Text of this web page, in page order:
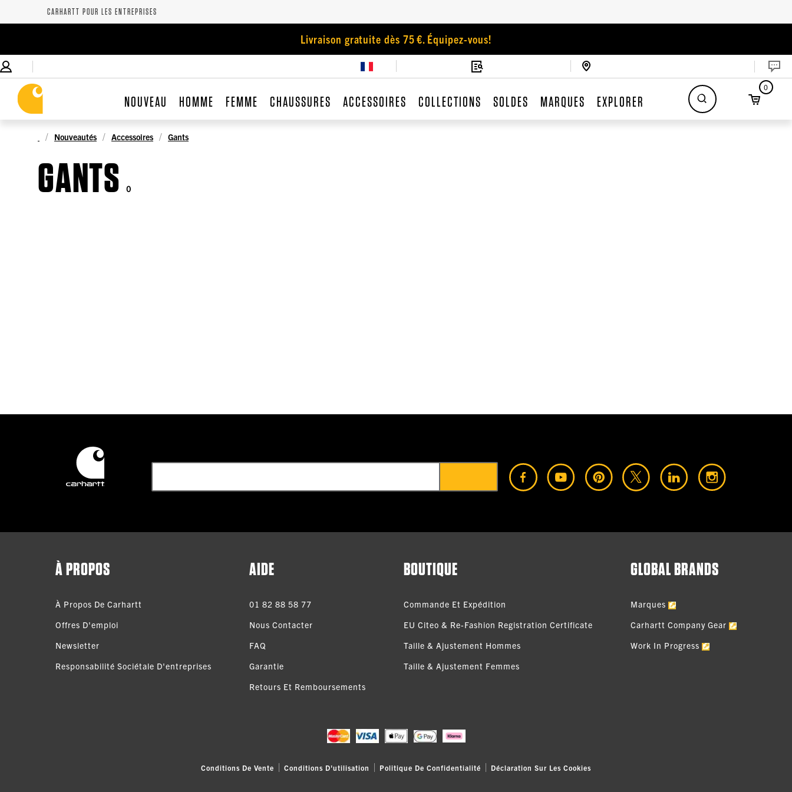
CARHARTT POUR LES ENTREPRISES
Livraison gratuite dès 75 €. Équipez-vous!
NOUVEAU HOMME FEMME CHAUSSURES ACCESSOIRES COLLECTIONS SOLDES MARQUES EXPLORER
0
Nouveautés Accessoires Gants
GANTS 0
À PROPOS
À Propos De Carhartt
Offres D'emploi
Newsletter
Responsabilité Sociétale D'entreprises
AIDE
01 82 88 58 77
Nous Contacter
FAQ
Garantie
Retours Et Remboursements
BOUTIQUE
Commande Et Expédition
EU Citeo & Re-Fashion Registration Certificate
Taille & Ajustement Hommes
Taille & Ajustement Femmes
GLOBAL BRANDS
Marques
Carhartt Company Gear
Work In Progress
Conditions De Vente Conditions D'utilisation Politique De Confidentialité Déclaration Sur Les Cookies